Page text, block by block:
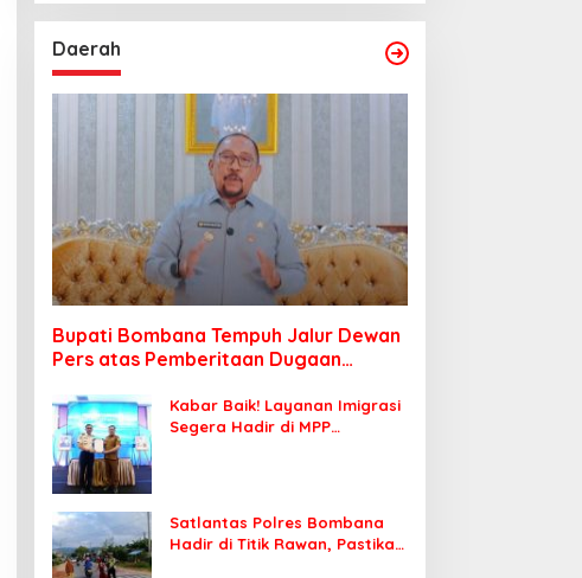
Daerah
Bupati Bombana Tempuh Jalur Dewan
Pers atas Pemberitaan Dugaan
Kabar Baik! Layanan Imigrasi
Segera Hadir di MPP
Satlantas Polres Bombana
Hadir di Titik Rawan, Pastikan